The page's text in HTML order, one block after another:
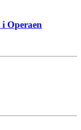
Operaen